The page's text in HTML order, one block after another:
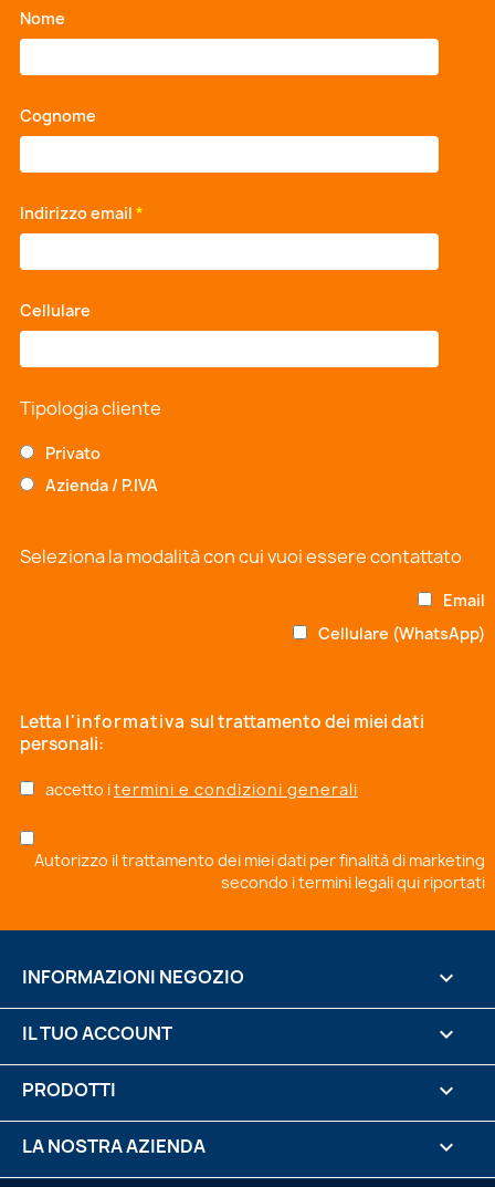
Nome
Cognome
Indirizzo email *
Cellulare
Tipologia cliente
Privato
Azienda / P.IVA
Seleziona la modalità con cui vuoi essere contattato
Email
Cellulare (WhatsApp)
Letta l'informativa sul trattamento dei miei dati
personali:
accetto itermini e condizioni generali
Autorizzo il trattamento dei miei dati per finalità di marketing
secondo itermini legali qui riportati
PRODOTTI 
LA NOSTRA AZIENDA 
IL TUO ACCOUNT 
INFORMAZIONI NEGOZIO keyboard_arrow_down